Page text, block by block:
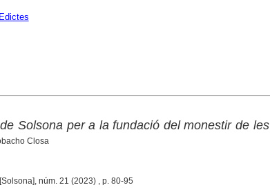
Edictes
Solsona per a la fundació del monestir de les
Closa
núm. 21 (2023) , p. 80-95